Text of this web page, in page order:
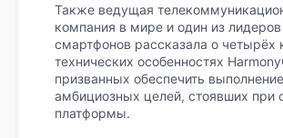
Также ведущая
компания в мире и один из
смартфонов рассказала о четырёх
технических особенностях
призванных обеспечить выполнение
амбициозных целей, стоявших при
платформы.